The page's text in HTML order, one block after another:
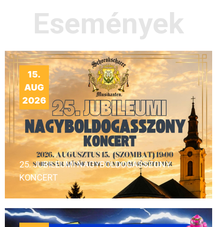
Események
15.
AUG
2026
25. JUBILEUMI NAGYBOLDOGASSZONY
KONCERT